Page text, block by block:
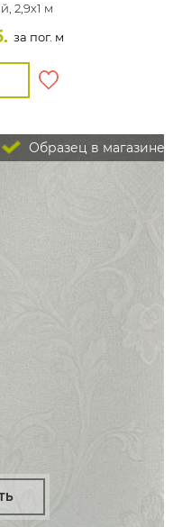
2,9x1 м
за пог. м
Образец в магазине